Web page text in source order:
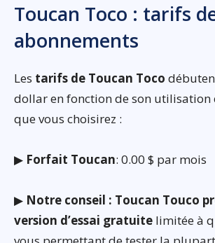
Toucan Toco : tarifs
abonnements
Les tarifs de Toucan Toco
dollar en fonction de son utilisation
que vous choisirez :
▶ Forfait Toucan: 0.00 $ par mois
▶ Notre conseil : Toucan Touco
version d’essai gratuite limitée à